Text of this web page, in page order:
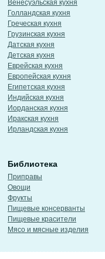
Венесуэльская кухня
Голландская кухня
Греческая кухня
Грузинская кухня
Датская кухня
Детская кухня
Еврейская кухня
Европейская кухня
Египетская кухня
Индийская кухня
Иорданская кухня
Иракская кухня
Ирландская кухня
Библиотека
Приправы
Овощи
Фрукты
Пищевые консерванты
Пищевые красители
Мясо и мясные изделия